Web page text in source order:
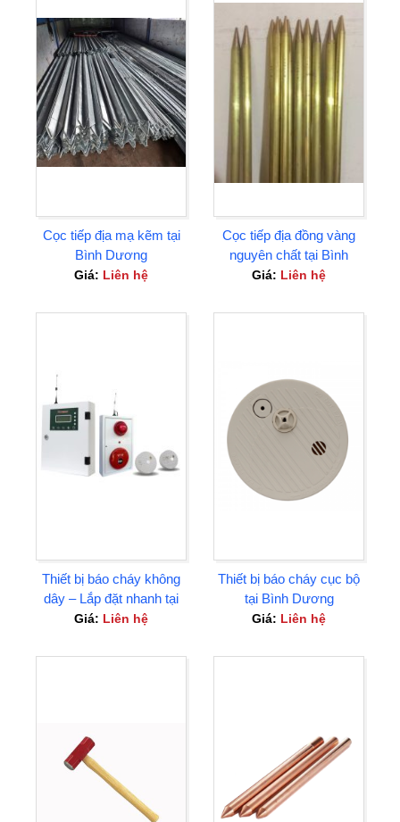
Cọc tiếp địa mạ kẽm tại
Bình Dương
Giá: Liên hệ
Cọc tiếp địa đồng vàng
nguyên chất tại Bình
Dương
Giá: Liên hệ
Thiết bị báo cháy không
dây – Lắp đặt nhanh tại
Bình Dương
Giá: Liên hệ
Thiết bị báo cháy cục bộ
tại Bình Dương
Giá: Liên hệ